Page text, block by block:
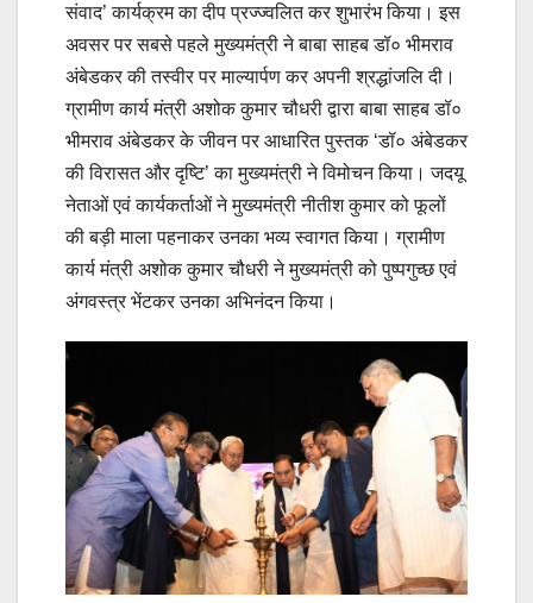
संवाद’ कार्यक्रम का दीप प्रज्ज्वलित कर शुभारंभ किया। इस
अवसर पर सबसे पहले मुख्यमंत्री ने बाबा साहब डॉ० भीमराव
अंबेडकर की तस्वीर पर माल्यार्पण कर अपनी श्रद्धांजलि दी।
ग्रामीण कार्य मंत्री अशोक कुमार चौधरी द्वारा बाबा साहब डॉ०
भीमराव अंबेडकर के जीवन पर आधारित पुस्तक ‘डॉ० अंबेडकर
की विरासत और दृष्टि’ का मुख्यमंत्री ने विमोचन किया। जदयू
नेताओं एवं कार्यकर्ताओं ने मुख्यमंत्री नीतीश कुमार को फूलों
की बड़ी माला पहनाकर उनका भव्य स्वागत किया। ग्रामीण
कार्य मंत्री अशोक कुमार चौधरी ने मुख्यमंत्री को पुष्पगुच्छ एवं
अंगवस्त्र भेंटकर उनका अभिनंदन किया।